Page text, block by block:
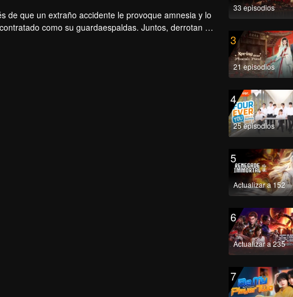
de que un extraño accidente le provoque amnesia y lo
como su guardaespaldas. Juntos, derrotan a
y ambos emprenden una vida completamente
33 episodios
3
21 episodios
4
25 episodios
5
Actualizar a 152
6
Actualizar a 235
7